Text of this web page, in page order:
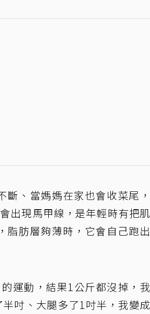
、當媽媽在家也會收菜尾，
出現馬甲線，是年輕時有把肌
脂肪層夠薄時，它會自己跑出
運動，結果1公斤都沒掉，我
吋、大腿多了1吋半，我變成